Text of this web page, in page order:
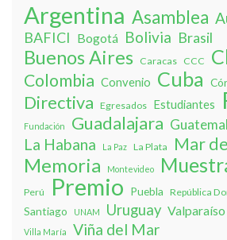
Argentina Asamblea
BAFICI Bogotá Bolivia Brasil
Buenos Aires Caracas CCC
Colombia Convenio Cuba
Directiva Egresados Estudiantes
Fundación Guadalajara
La Habana La Paz La Plata Mar
Memoria Montevideo
Perú Premio Puebla República
Santiago UNAM Uruguay Valparaíso
Villa Marí­a Viña del Mar